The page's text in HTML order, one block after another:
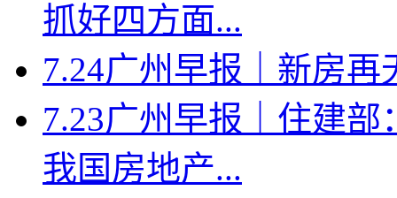
抓好四方面...
7.24广州早报｜新房再
7.23广州早报｜住建
我国房地产...